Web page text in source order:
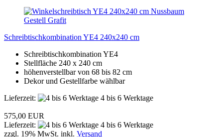
Schreibtischkombination YE4 240x240 cm
Schreibtischkombination YE4
Stellfläche 240 x 240 cm
höhenverstellbar von 68 bis 82 cm
Dekor und Gestellfarbe wählbar
Lieferzeit:
4 bis 6 Werktage
575,00 EUR
Lieferzeit:
4 bis 6 Werktage
zzgl. 19% MwSt. inkl. Versand